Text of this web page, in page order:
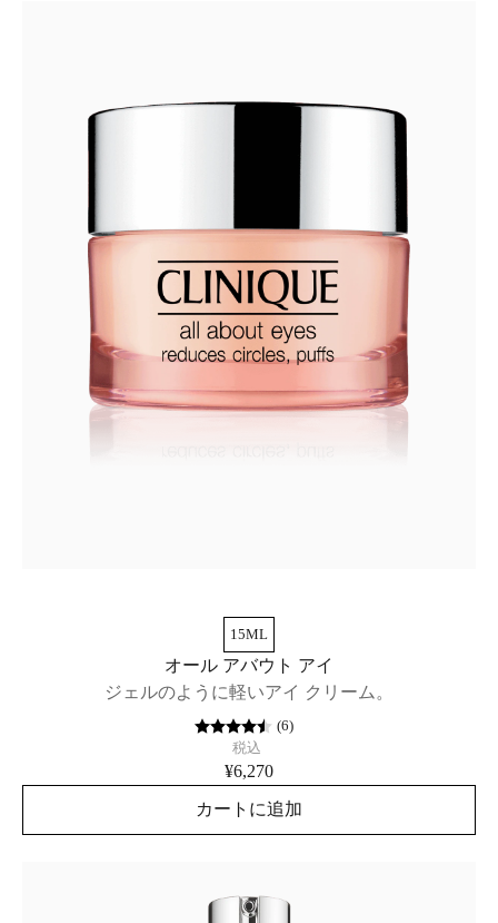
15ML
オール アバウト アイ
ジェルのように軽いアイ クリーム。
(6)
税込
¥6,270
カートに追加